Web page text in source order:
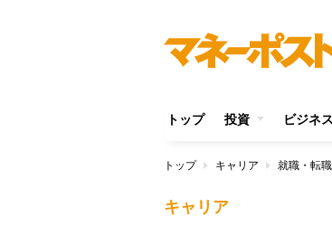
トップ 投資 ビジネス
トップ キャリア 就職・転職
キャリア